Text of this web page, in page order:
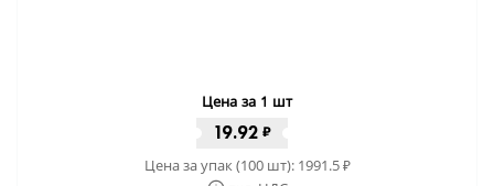
Цена за 1 шт
19.92 ₽
Цена за упак (100 шт): 1991.5₽